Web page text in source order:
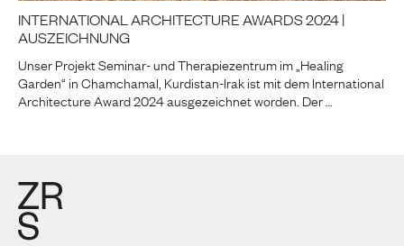
INTERNATIONAL ARCHITECTURE AWARDS 2024 |
AUSZEICHNUNG
Unser Projekt Seminar- und Therapiezentrum im „Healing
Garden“ in Chamchamal, Kurdistan-Irak ist mit dem International
Architecture Award 2024 ausgezeichnet worden. Der …